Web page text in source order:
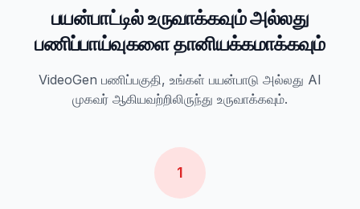
பயன்பாட்டில் உருவாக்கவும் அல்லது
பணிப்பாய்வுகளை தானியக்கமாக்கவும்
VideoGen பணிப்பகுதி, உங்கள் பயன்பாடு அல்லது AI
முகவர் ஆகியவற்றிலிருந்து உருவாக்கவும்.
1